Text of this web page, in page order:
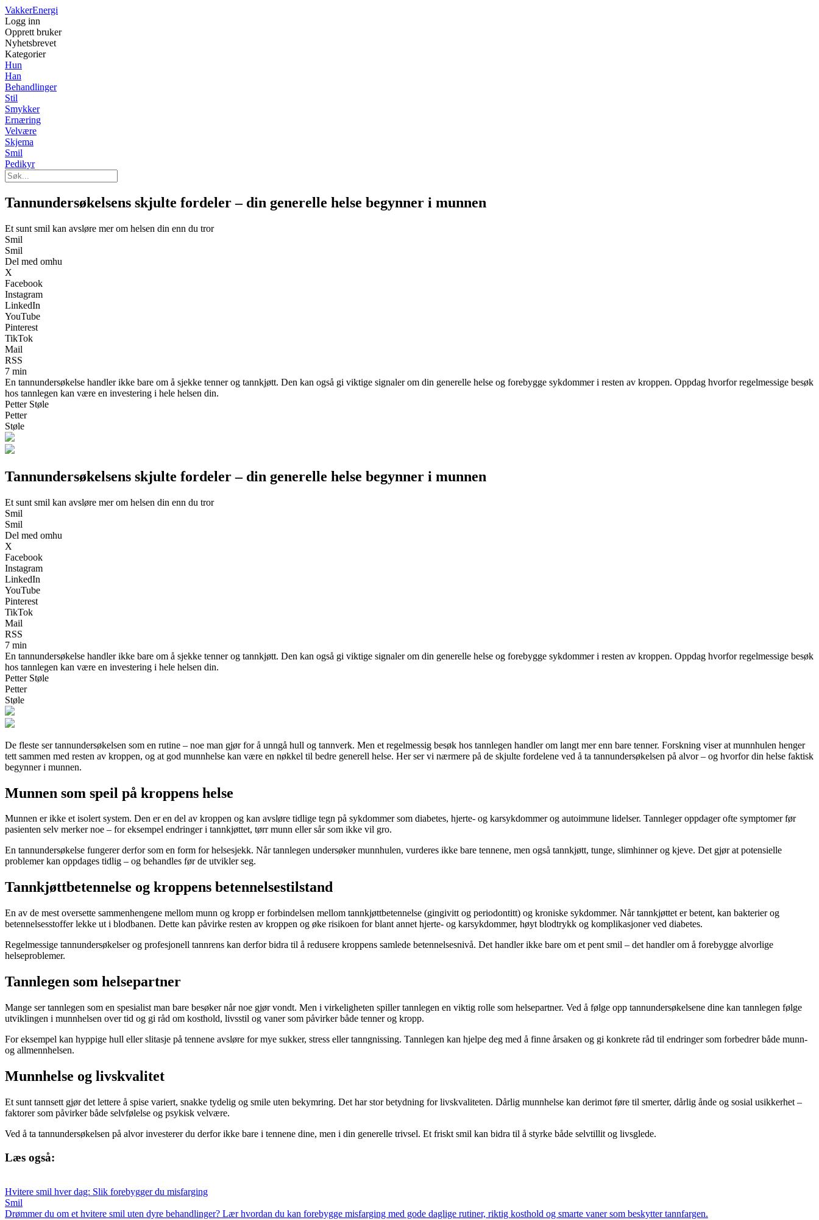
VakkerEnergi
Logg inn
Opprett bruker
Nyhetsbrevet
Kategorier
Hun
Han
Behandlinger
Stil
Smykker
Ernæring
Velvære
Skjema
Smil
Pedikyr
Tannundersøkelsens skjulte fordeler – din generelle helse begynner i munnen
Et sunt smil kan avsløre mer om helsen din enn du tror
Smil
Smil
Del med omhu
X
Facebook
Instagram
LinkedIn
YouTube
Pinterest
TikTok
Mail
RSS
7 min
En tannundersøkelse handler ikke bare om å sjekke tenner og tannkjøtt. Den kan også gi viktige signaler om din generelle helse og forebygge sykdommer i resten av kroppen. Oppdag hvorfor regelmessige besøk
hos tannlegen kan være en investering i hele helsen din.
Petter Støle
Petter
Støle
Tannundersøkelsens skjulte fordeler – din generelle helse begynner i munnen
Et sunt smil kan avsløre mer om helsen din enn du tror
Smil
Smil
Del med omhu
X
Facebook
Instagram
LinkedIn
YouTube
Pinterest
TikTok
Mail
RSS
7 min
En tannundersøkelse handler ikke bare om å sjekke tenner og tannkjøtt. Den kan også gi viktige signaler om din generelle helse og forebygge sykdommer i resten av kroppen. Oppdag hvorfor regelmessige besøk
hos tannlegen kan være en investering i hele helsen din.
Petter Støle
Petter
Støle
De fleste ser tannundersøkelsen som en rutine – noe man gjør for å unngå hull og tannverk. Men et regelmessig besøk hos tannlegen handler om langt mer enn bare tenner. Forskning viser at munnhulen henger
tett sammen med resten av kroppen, og at god munnhelse kan være en nøkkel til bedre generell helse. Her ser vi nærmere på de skjulte fordelene ved å ta tannundersøkelsen på alvor – og hvorfor din helse faktisk
begynner i munnen.
Munnen som speil på kroppens helse
Munnen er ikke et isolert system. Den er en del av kroppen og kan avsløre tidlige tegn på sykdommer som diabetes, hjerte- og karsykdommer og autoimmune lidelser. Tannleger oppdager ofte symptomer før
pasienten selv merker noe – for eksempel endringer i tannkjøttet, tørr munn eller sår som ikke vil gro.
En tannundersøkelse fungerer derfor som en form for helsesjekk. Når tannlegen undersøker munnhulen, vurderes ikke bare tennene, men også tannkjøtt, tunge, slimhinner og kjeve. Det gjør at potensielle
problemer kan oppdages tidlig – og behandles før de utvikler seg.
Tannkjøttbetennelse og kroppens betennelsestilstand
En av de mest oversette sammenhengene mellom munn og kropp er forbindelsen mellom tannkjøttbetennelse (gingivitt og periodontitt) og kroniske sykdommer. Når tannkjøttet er betent, kan bakterier og
betennelsesstoffer lekke ut i blodbanen. Dette kan påvirke resten av kroppen og øke risikoen for blant annet hjerte- og karsykdommer, høyt blodtrykk og komplikasjoner ved diabetes.
Regelmessige tannundersøkelser og profesjonell tannrens kan derfor bidra til å redusere kroppens samlede betennelsesnivå. Det handler ikke bare om et pent smil – det handler om å forebygge alvorlige
helseproblemer.
Tannlegen som helsepartner
Mange ser tannlegen som en spesialist man bare besøker når noe gjør vondt. Men i virkeligheten spiller tannlegen en viktig rolle som helsepartner. Ved å følge opp tannundersøkelsene dine kan tannlegen følge
utviklingen i munnhelsen over tid og gi råd om kosthold, livsstil og vaner som påvirker både tenner og kropp.
For eksempel kan hyppige hull eller slitasje på tennene avsløre for mye sukker, stress eller tanngnissing. Tannlegen kan hjelpe deg med å finne årsaken og gi konkrete råd til endringer som forbedrer både munn-
og allmennhelsen.
Munnhelse og livskvalitet
Et sunt tannsett gjør det lettere å spise variert, snakke tydelig og smile uten bekymring. Det har stor betydning for livskvaliteten. Dårlig munnhelse kan derimot føre til smerter, dårlig ånde og sosial usikkerhet –
faktorer som påvirker både selvfølelse og psykisk velvære.
Ved å ta tannundersøkelsen på alvor investerer du derfor ikke bare i tennene dine, men i din generelle trivsel. Et friskt smil kan bidra til å styrke både selvtillit og livsglede.
Læs også:
Hvitere smil hver dag: Slik forebygger du misfarging
Smil
Drømmer du om et hvitere smil uten dyre behandlinger? Lær hvordan du kan forebygge misfarging med gode daglige rutiner, riktig kosthold og smarte vaner som beskytter tannfargen.